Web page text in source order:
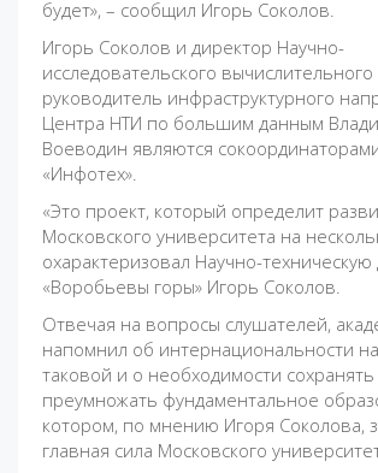
будет», – сообщил Игорь Соколов.
Игорь Соколов и директор Научно-
исследовательского
руководитель инфраструктурного
Центра НТИ по большим данным
Воеводин являются
«Инфотех».
«Это проект, который определит
Московского университета на
охарактеризовал Научно-техническую
«Воробьевы горы» Игорь Соколов.
Отвечая на вопросы слушателей,
напомнил об интернациональности
таковой и о необходимости сохранять
преумножать фундаментальное
котором, по мнению Игоря Соколова,
главная сила Московского